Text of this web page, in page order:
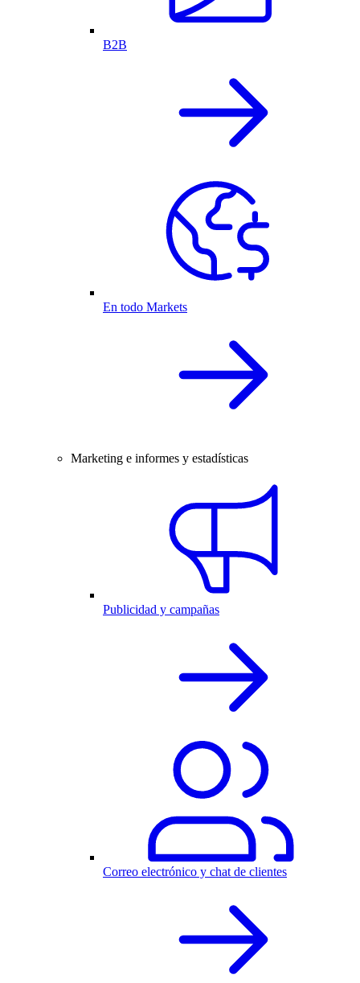
B2B
En todo Markets
Marketing e informes y estadísticas
Publicidad y campañas
Correo electrónico y chat de clientes